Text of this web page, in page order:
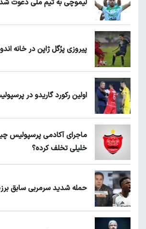
لیموچی به تیم ملی دعوت
پیروزی پرُگل ژاپن در خانه
اولین رکورد گاریدو در
ماجرای آکادمی پرسپولیس
خلیلی تخلف کرده؟
حمله شدید سرمربی سابق